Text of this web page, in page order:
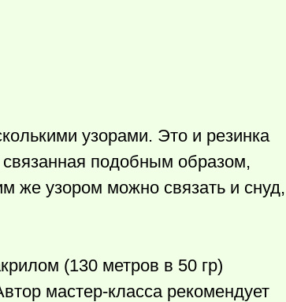
узорами. Это и резинка
подобным образом,
же узором можно связать и снуд,
(130 метров в 50 гр)
мастер-класса рекомендует